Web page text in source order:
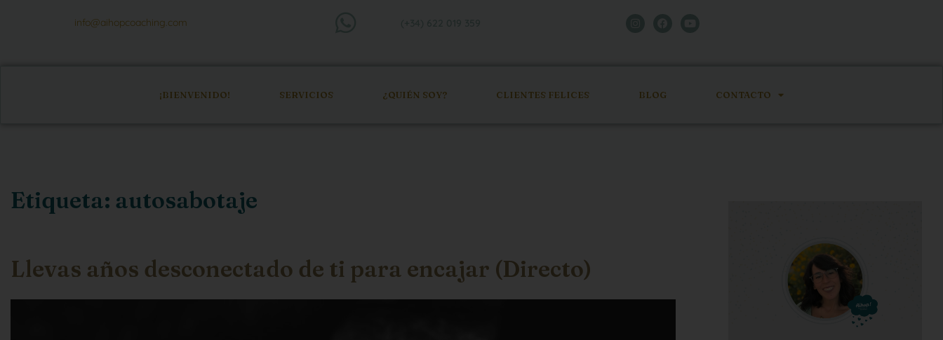
info@aihopcoaching.com
¡BIENVENIDO! SERVICIOS ¿QUIÉN SOY? CLIENTES FELICES BLOG CONTACTO
Etiqueta: autosabotaje
Llevas años desconectado de ti para encajar (Directo)